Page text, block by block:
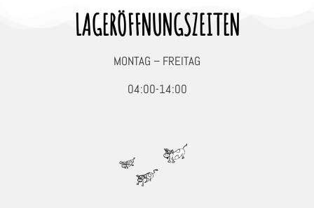
LAGERÖFFNUNGSZEITEN
MONTAG – FREITAG
04:00-14:00